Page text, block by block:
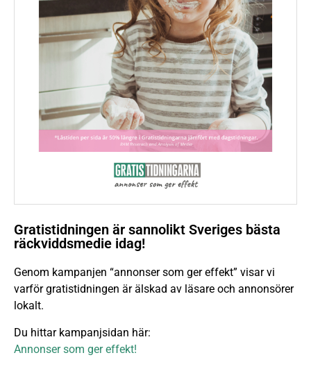
Gratistidningen är sannolikt Sveriges bästa
räckviddsmedie idag!
Genom kampanjen “annonser som ger effekt” visar vi
varför gratistidningen är älskad av läsare och annonsörer
lokalt.
Du hittar kampanjsidan här:
Annonser som ger effekt!